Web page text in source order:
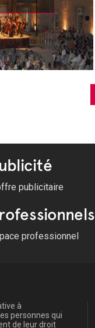
publicitaire
professionnel
à
personnes qui
de leur droit